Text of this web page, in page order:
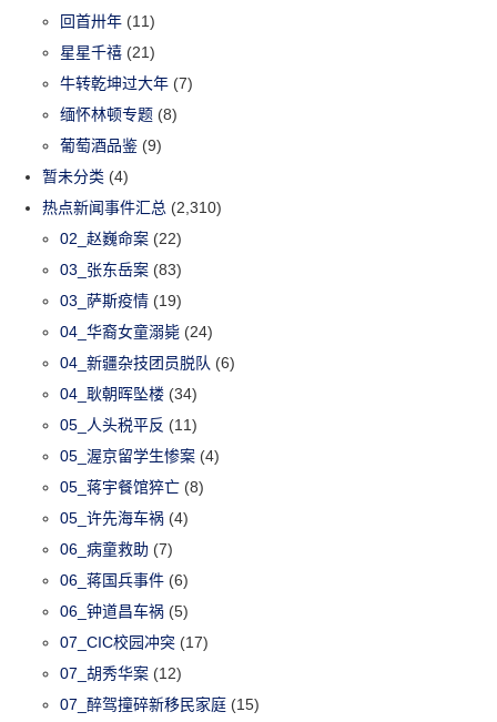
回首卅年 (11)
星星千禧 (21)
牛转乾坤过大年 (7)
缅怀林顿专题 (8)
葡萄酒品鉴 (9)
暂未分类 (4)
热点新闻事件汇总 (2,310)
02_赵巍命案 (22)
03_张东岳案 (83)
03_萨斯疫情 (19)
04_华裔女童溺毙 (24)
04_新疆杂技团员脱队 (6)
04_耿朝晖坠楼 (34)
05_人头税平反 (11)
05_渥京留学生惨案 (4)
05_蒋宇餐馆猝亡 (8)
05_许先海车祸 (4)
06_病童救助 (7)
06_蒋国兵事件 (6)
06_钟道昌车祸 (5)
07_CIC校园冲突 (17)
07_胡秀华案 (12)
07_醉驾撞碎新移民家庭 (15)